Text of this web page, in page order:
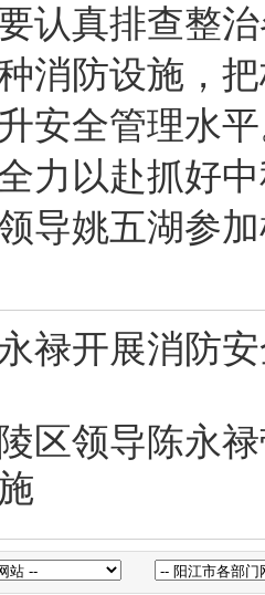
认真排查整
消防设施，
安全管理水
力以赴抓好
姚五湖参加
禄开展消防
区领导陈永